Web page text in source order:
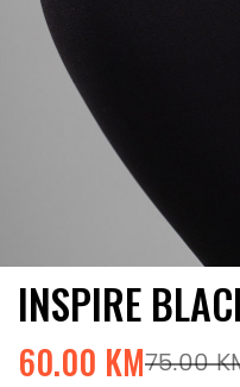
INSPIRE
60.00 KM75.00